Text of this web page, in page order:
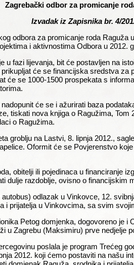
Zagrebački odbor za promicanje
Izvadak iz Zapisnika br. 4/
odbora za promicanje roda Raguža
i aktivnostima Odbora u 2012.
u fazi lijevanja, bit će postavljen na
će se financijska sredstva za
će se 1000-1500 prospekata s
će se i ažurirati baza
tiskati nova knjiga o Ragužima, Tom
o Ragužima.
groblju na Lastvi, 8. lipnja 2012.,
Oformit će se Povjerenstvo
obitelji ili pojedinaca u financiranje
dulje razdoblje, ovisno o financijskim
odlazak u Vinkovce, 12.
i prijatelja u Vinkovcima, sa svim
Petog domjenka, dogovoreno je i
u Zagrebu (Maksimiru) prve nedjelje
poslala je program Trećeg
2012. koji ćemo postaviti na našu